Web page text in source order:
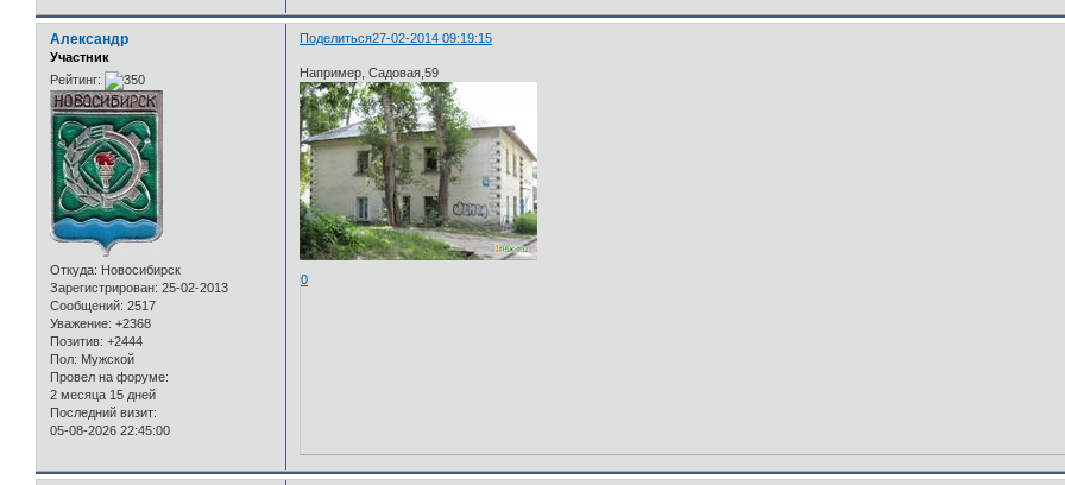
Поделиться27-02-2014 09:19:15
Александр
Участник
Рейтинг:
Откуда: Новосибирск
Зарегистрирован: 25-02-2013
Сообщений: 2517
Уважение: +2368
Позитив: +2444
Пол: Мужской
Провел на форуме:
2 месяца 15 дней
Последний визит:
05-08-2026 22:45:00
Например, Садовая,59
0